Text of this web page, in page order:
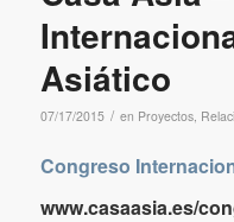
Asiático
07/17/2015 / en Proyectos,
Congreso
www.casaasia.es/